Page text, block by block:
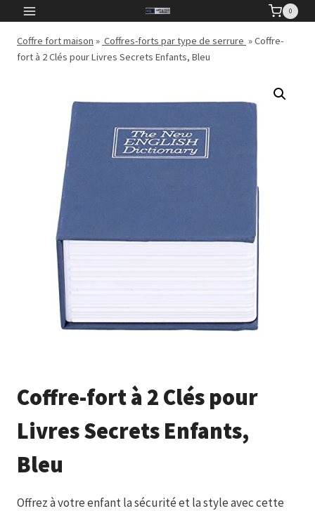
contenu
0
Coffre fort maison » Coffres-forts par type de serrure »Coffre-
fort à 2 Clés pour Livres Secrets Enfants, Bleu
Coffre-fort à 2 Clés pour
Livres Secrets Enfants,
Bleu
Offrez à votre enfant la sécurité et la style avec cette